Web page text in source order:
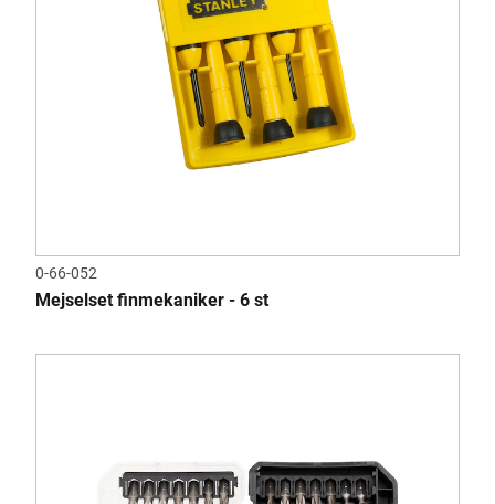
0-66-052
Mejselset finmekaniker - 6 st